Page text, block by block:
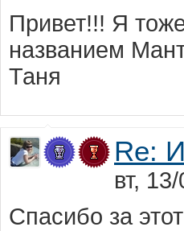
Привет!!! Я
названием
Таня
Re:
вт,
Спасибо за